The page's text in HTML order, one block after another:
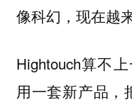
像科幻，现在越
Hightouch算不
用一套新产品，